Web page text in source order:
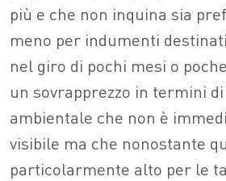
più e che non inquina sia
meno per indumenti
nel giro di pochi mesi o
un sovrapprezzo in termini
ambientale che non è
visibile ma che nonostante
particolarmente alto per le